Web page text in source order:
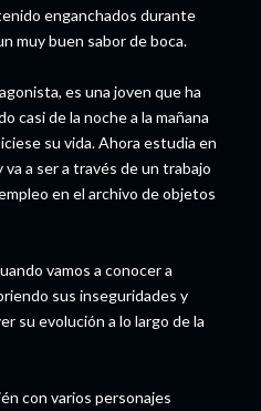
enganchados durante
muy buen sabor de boca.
es una joven que ha
casi de la noche a la mañana
su vida. Ahora estudia en
a ser a través de un trabajo
en el archivo de objetos
vamos a conocer a
sus inseguridades y
su evolución a lo largo de la
con varios personajes